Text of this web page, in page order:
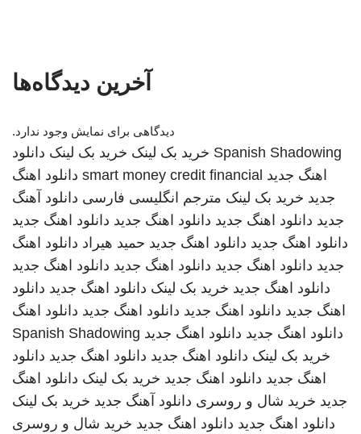
آخرین دیدگاه‌ها
دیدگاهی برای نمایش وجود ندارد.
Spanish Shadowing خرید بک لینک خرید بک لینک دانلود
اهنگ جدید smart money credit financial دانلود اهنگ
جدید خرید بک لینک مترجم انگلیسی فارسی دانلود آهنگ
جدید دانلود اهنگ جدید دانلود اهنگ جدید دانلود اهنگ جدید
دانلود اهنگ جدید دانلود اهنگ جدید حمید هیراد دانلود اهنگ
جدید دانلود اهنگ جدید دانلود اهنگ جدید دانلود اهنگ جدید
دانلود اهنگ جدید خرید بک لینک دانلود اهنگ جدید دانلود
اهنگ جدید دانلود اهنگ جدید دانلود اهنگ جدید دانلود اهنگ
دانلود اهنگ جدید دانلود اهنگ جدید Spanish Shadowing
خرید بک لینک دانلود اهنگ جدید دانلود اهنگ جدید دانلود
اهنگ جدید دانلود اهنگ جدید خرید بک لینک دانلود اهنگ
جدید خرید شال و روسری دانلود آهنگ جدید خرید بک لینک
دانلود اهنگ جدید دانلود اهنگ جدید خرید شال و روسری